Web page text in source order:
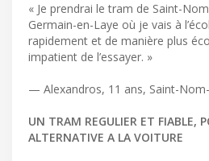
« Je prendrai le tram de Saint-
Germain-en-Laye où je vais à
rapidement et de manière plus
impatient de l’essayer. »
— Alexandros, 11 ans, Saint-
UN TRAM REGULIER ET FIABLE,
ALTERNATIVE A LA VOITURE